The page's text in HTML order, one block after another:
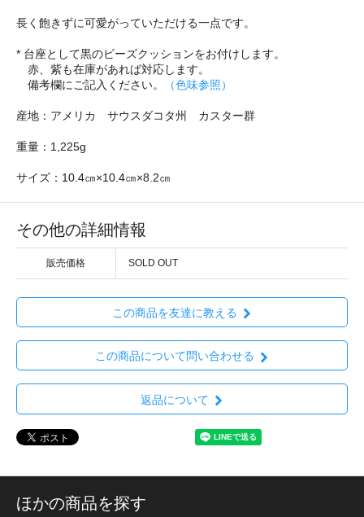
長く飽きずに可愛がっていただける一点です。
* 台座として黒のビーズクッションをお付けします。
赤、紫も在庫があれば対応します。
備考欄にご記入ください。
（色味参照）
産地：アメリカ サウスダコタ州 カスター群
重量：1,225g
サイズ：10.4㎝×10.4㎝×8.2㎝
その他の詳細情報
販売価格 SOLD OUT
この商品を友達に教える
この商品について問い合わせる
返品について
ほかの商品を探す